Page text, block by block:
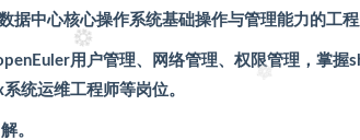
据中心核心操作系统基础操作与管理能力的工
用户管理、网络管理、权限管理，掌握
统运维工程师等岗位。
。